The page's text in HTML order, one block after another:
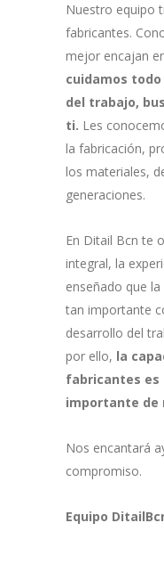
Nuestro equipo
fabricantes.
mejor encajan
cuidamos
del trabajo,
ti. Les
la fabricación,
los materiales,
generaciones.
En Ditail Bcn te
integral, la
enseñado que
tan importante
desarrollo del
por ello, la
fabricantes es
importante de
Nos encantará
compromiso.
Equipo